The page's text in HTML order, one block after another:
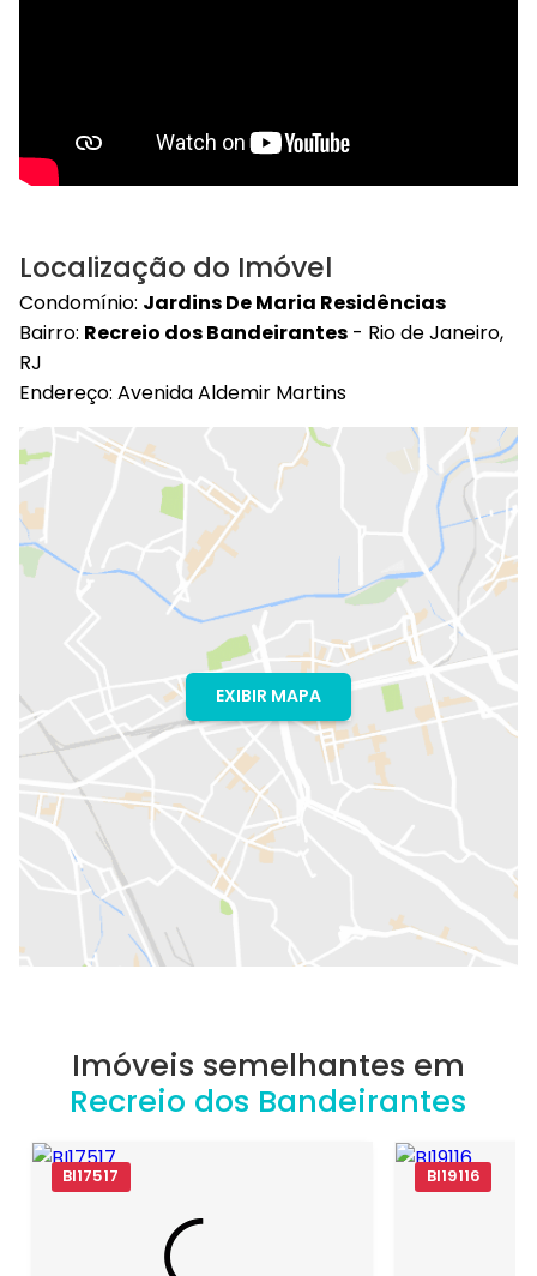
Localização do Imóvel
Condomínio: Jardins De Maria Residências
Bairro: Recreio dos Bandeirantes - Rio de Janeiro,
RJ
Endereço: Avenida Aldemir Martins
EXIBIR MAPA
Imóveis semelhantes em
Recreio dos Bandeirantes
BI17517 BI19116